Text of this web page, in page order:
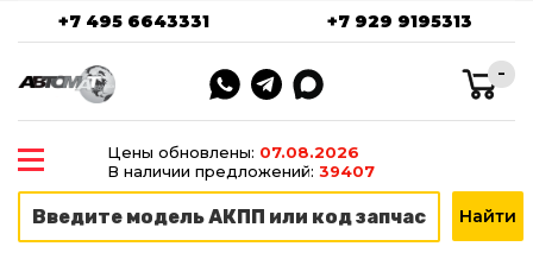
+7 495 6643331 +7 929 9195313
-
Цены обновлены: 07.08.2026
В наличии предложений: 39407